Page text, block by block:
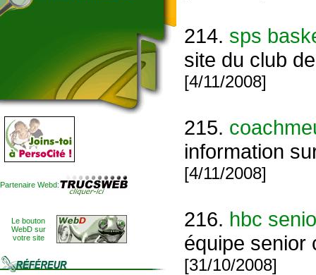
Partenaire Webd:
Le bouton
WebD sur
votre site
214. sps
site du club
[4/11/2008]
215.
information
[4/11/2008]
216. hbc
équipe senior
[31/10/2008]